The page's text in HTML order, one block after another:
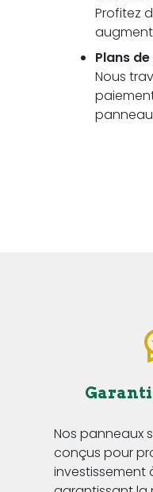
Profitez
Plans
Nous
Nos panneaux
conçus pour
investissement